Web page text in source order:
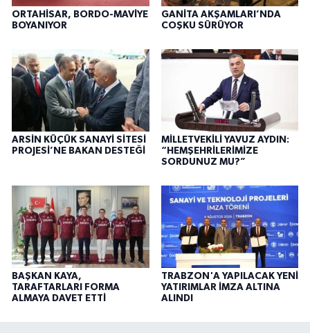
ORTAHİSAR, BORDO-MAVİYE
BOYANIYOR
GANİTA AKŞAMLARI’NDA
COŞKU SÜRÜYOR
ARSİN KÜÇÜK SANAYİ SİTESİ
PROJESİ’NE BAKAN DESTEĞİ
MİLLETVEKİLİ YAVUZ AYDIN:
“HEMŞEHRİLERİMİZE
SORDUNUZ MU?”
BAŞKAN KAYA,
TARAFTARLARI FORMA
ALMAYA DAVET ETTİ
TRABZON'A YAPILACAK YENİ
YATIRIMLAR İMZA ALTINA
ALINDI